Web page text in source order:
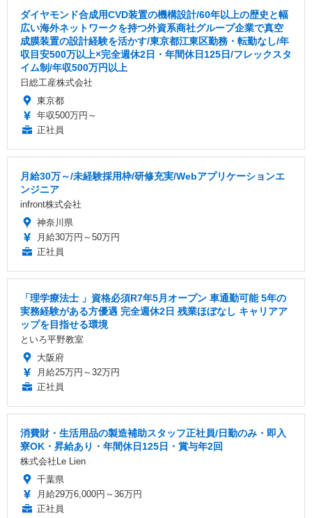
ダイヤモンド合成用CVD装置の機構設計/60年以上の歴史と幅
広い海外ネットワークを持つ外資系商社グループ企業で真空
成膜装置の設計経験を活かす/東京都江東区勤務・転勤なし/年
収目安500万以上×完全週休2日・年間休日125日/フレックスタ
イム制/年収500万円以上
日総工産株式会社
東京都
年収500万円～
正社員
月給30万～/未経験採用枠/研修充実/Webアプリケーションエ
ンジニア
infront株式会社
神奈川県
月給30万円～50万円
正社員
「理学療法士 」資格必須R7年5月オープン 車通勤可能 5年の
実務経験がある方優遇 完全週休2日 残業ほぼなし キャリアア
ップを目指せる環境
といろ平野教室
大阪府
月給25万円～32万円
正社員
消費財・生活用品の製造補助スタッフ正社員/日勤のみ・即入
寮OK・昇給あり・年間休日125日・賞与年2回
株式会社Le Lien
千葉県
月給29万6,000円～36万円
正社員